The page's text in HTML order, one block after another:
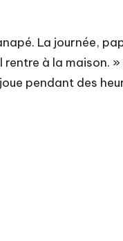
La journée,
à la maison.
pendant des